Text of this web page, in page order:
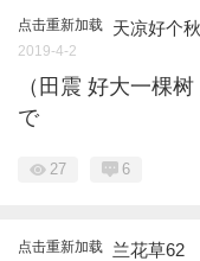
点击重新加载 天凉好个秋
2019-4-2
（田震 好大一棵
で
27 6
点击重新加载 兰花草62